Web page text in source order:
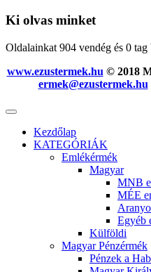
Ki olvas minket
Oldalainkat 904 vendég és 0 tag
www.ezustermek.hu © 2018
ermek@ezustermek.hu
Kezdőlap
KATEGÓRIÁK
Emlékérmék
Magyar
MNB
MÉE
Egyéb
Külföldi
Magyar Pénzérmék
Pénzek a